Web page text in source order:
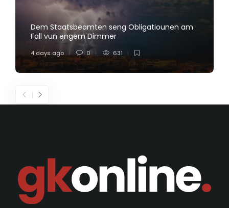
Dem Staatsbeamten seng Obligatiounen am
Fall vun engem Dimmer
4 days ago 0 631